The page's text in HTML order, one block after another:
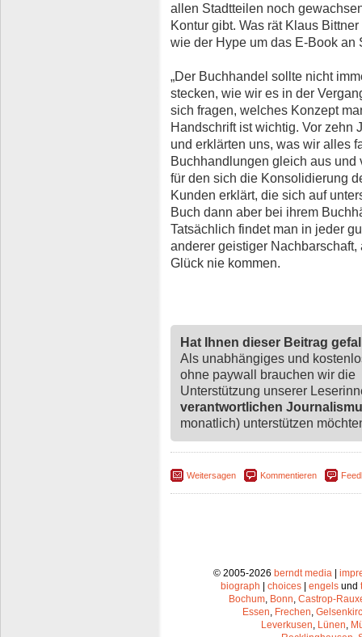
allen Stadtteilen noch
Kontur gibt. Was rät Klaus
wie der Hype um das E-Book an
„Der Buchhandel sollte nicht
stecken, wie wir es in der
sich fragen, welches Konzept
Handschrift ist wichtig. Vor zehn
und erklärten uns, was wir alles
Buchhandlungen gleich aus und
für den sich die Konsolidierung
Kunden erklärt, die sich auf
Buch dann aber bei ihrem
Tatsächlich findet man in jeder
anderer geistiger
Glück nie kommen.
Hat Ihnen dieser Beitrag
Als unabhängiges und
ohne paywall brauchen wir die
Unterstützung unserer
verantwortlichen
monatlich) unterstützen
Weitersagen Kommentieren
© 2005-2026 berndt media|
biograph
choices engels und
Bochum, Bonn, Castrop-
Essen, Frechen,
Leverkusen, Lünen,